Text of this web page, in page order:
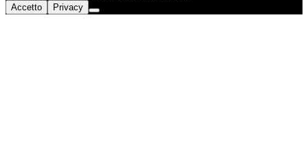
Accetto Privacy